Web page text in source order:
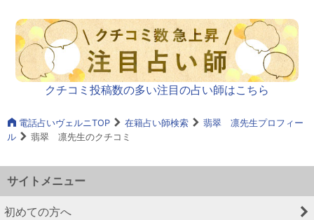
クチコミ投稿数の多い注目の占い師はこちら
電話占いヴェルニTOP 在籍占い師検索
翡翠 凛先生プロフィー
ル
翡翠 凛先生のクチコミ
サイトメニュー
初めての方へ